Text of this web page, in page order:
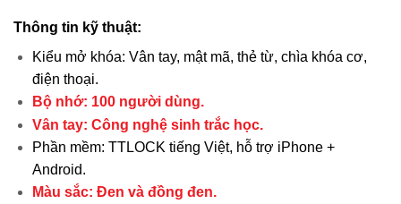
Thông tin kỹ thuật:
Kiểu mở khóa: Vân tay, mật mã, thẻ từ, chìa khóa cơ,
điện thoại.
Bộ nhớ: 100 người dùng.
Vân tay: Công nghệ sinh trắc học.
Phần mềm: TTLOCK tiếng Việt, hỗ trợ iPhone +
Android.
Màu sắc: Đen và đồng đen.